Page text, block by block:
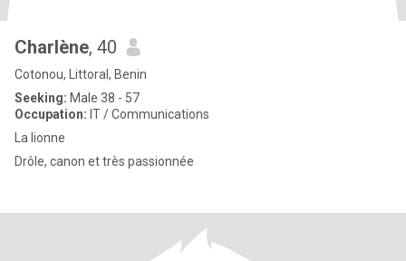
Charlène, 40
Cotonou, Littoral, Benin
Seeking: Male 38 - 57
Occupation: IT / Communications
La lionne
Drôle, canon et très passionnée